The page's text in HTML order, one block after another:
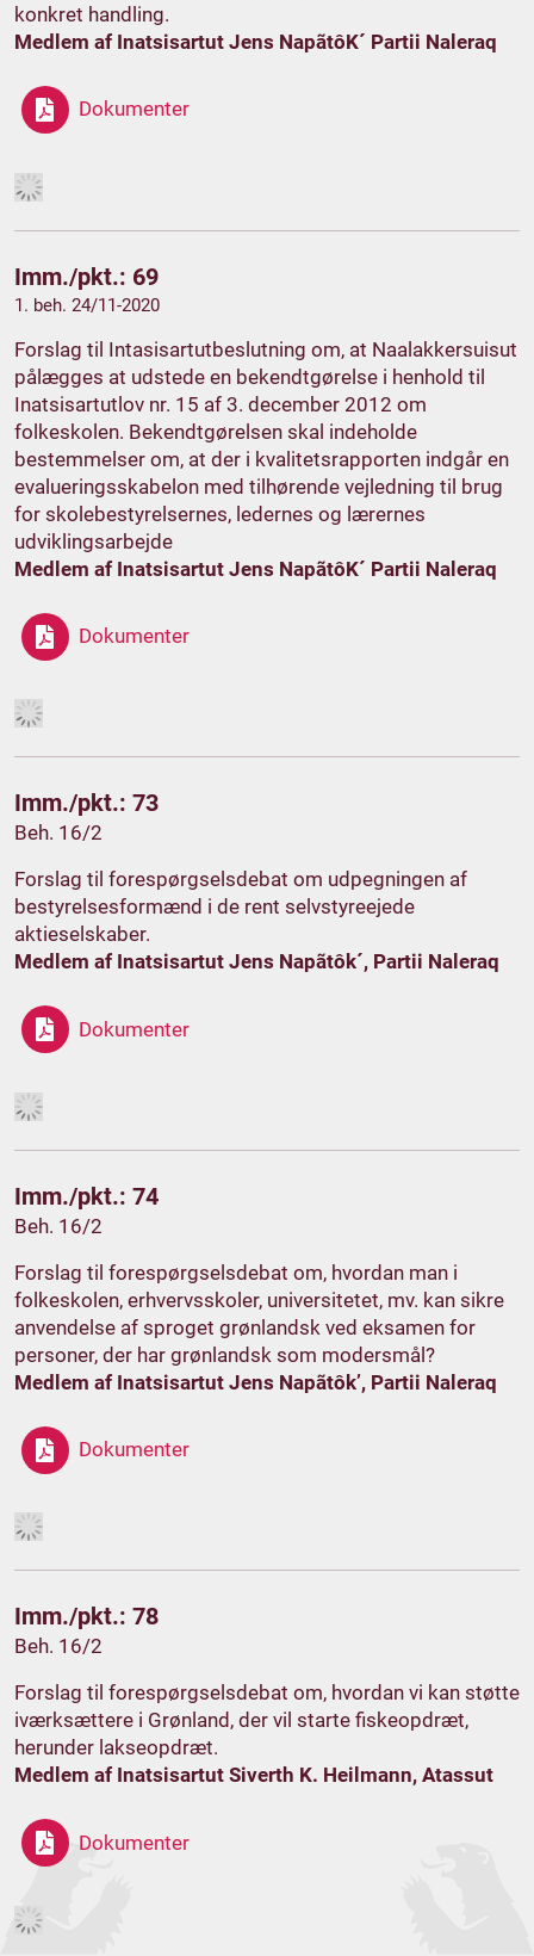
konkret handling.
Medlem af Inatsisartut Jens NapãtôK´ Partii Naleraq
Dokumenter
Imm./pkt.: 69
1. beh. 24/11-2020
Forslag til Intasisartutbeslutning om, at Naalakkersuisut
pålægges at udstede en bekendtgørelse i henhold til
Inatsisartutlov nr. 15 af 3. december 2012 om
folkeskolen. Bekendtgørelsen skal indeholde
bestemmelser om, at der i kvalitetsrapporten indgår en
evalueringsskabelon med tilhørende vejledning til brug
for skolebestyrelsernes, ledernes og lærernes
udviklingsarbejde
Medlem af Inatsisartut Jens NapãtôK´ Partii Naleraq
Dokumenter
Imm./pkt.: 73
Beh. 16/2
Forslag til forespørgselsdebat om udpegningen af
bestyrelsesformænd i de rent selvstyreejede
aktieselskaber.
Medlem af Inatsisartut Jens Napãtôk´, Partii Naleraq
Dokumenter
Imm./pkt.: 74
Beh. 16/2
Forslag til forespørgselsdebat om, hvordan man i
folkeskolen, erhvervsskoler, universitetet, mv. kan sikre
anvendelse af sproget grønlandsk ved eksamen for
personer, der har grønlandsk som modersmål?
Medlem af Inatsisartut Jens Napãtôk’, Partii Naleraq
Dokumenter
Imm./pkt.: 78
Beh. 16/2
Forslag til forespørgselsdebat om, hvordan vi kan støtte
iværksættere i Grønland, der vil starte fiskeopdræt,
herunder lakseopdræt.
Medlem af Inatsisartut Siverth K. Heilmann, Atassut
Dokumenter